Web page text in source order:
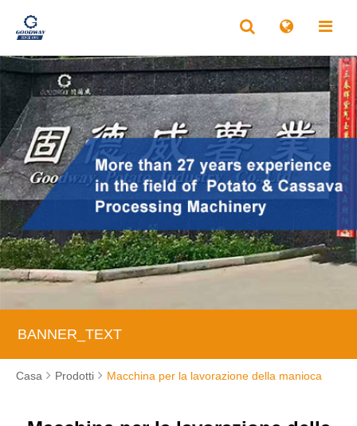
BANNER_TEXT
Casa Prodotti Macchina per la lavorazione della manioca